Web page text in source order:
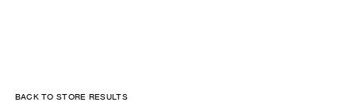
BACK TO STORE RESULTS